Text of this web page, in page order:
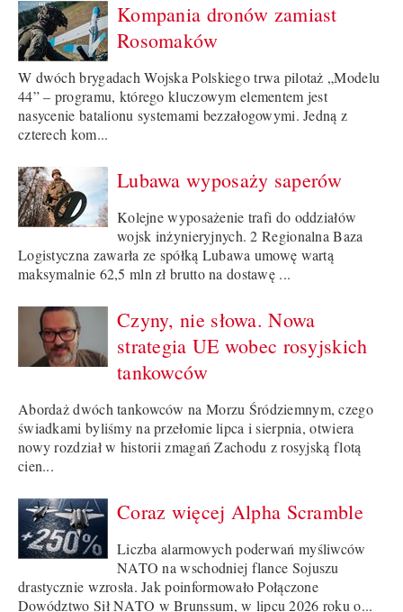
Kompania dronów zamiast
Rosomaków
W dwóch brygadach Wojska Polskiego trwa pilotaż „Modelu
44” – programu, którego kluczowym elementem jest
nasycenie batalionu systemami bezzałogowymi. Jedną z
czterech kom...
Lubawa wyposaży saperów
Kolejne wyposażenie trafi do oddziałów
wojsk inżynieryjnych. 2 Regionalna Baza
Logistyczna zawarła ze spółką Lubawa umowę wartą
maksymalnie 62,5 mln zł brutto na dostawę ...
Czyny, nie słowa. Nowa
strategia UE wobec rosyjskich
tankowców
Abordaż dwóch tankowców na Morzu Śródziemnym, czego
świadkami byliśmy na przełomie lipca i sierpnia, otwiera
nowy rozdział w historii zmagań Zachodu z rosyjską flotą
cien...
Coraz więcej Alpha Scramble
Liczba alarmowych poderwań myśliwców
NATO na wschodniej flance Sojuszu
drastycznie wzrosła. Jak poinformowało Połączone
Dowództwo Sił NATO w Brunssum, w lipcu 2026 roku o...